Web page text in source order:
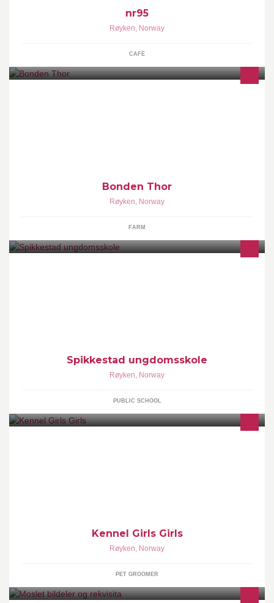
nr95
Røyken, Norway
CAFE
Bonden Thor
Røyken, Norway
FARM
Spikkestad ungdomsskole
Røyken, Norway
PUBLIC SCHOOL
Kennel Girls Girls
Røyken, Norway
PET GROOMER